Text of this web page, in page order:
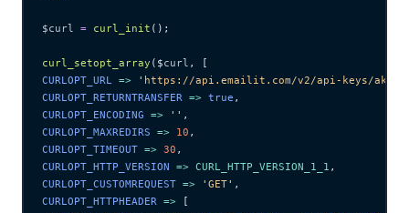
$curl = curl_init ();
curl_setopt_array ($curl ,
[
CURLOPT_URL => ' https://api.emailit.com/v2/api-keys/
CURLOPT_RETURNTRANSFER => true ,
CURLOPT_ENCODING => '' ,
CURLOPT_MAXREDIRS => 10 ,
CURLOPT_TIMEOUT => 30 ,
CURLOPT_HTTP_VERSION => CURL_HTTP_VERSION_1_1 ,
CURLOPT_CUSTOMREQUEST => ' GET' ,
CURLOPT_HTTPHEADER => [